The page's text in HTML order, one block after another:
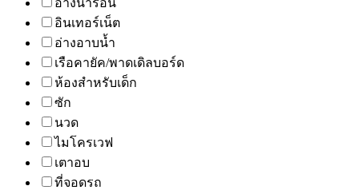
อ่างน้ำร้อน
อินเทอร์เน็ต
อ่างอาบน้ำ
เรือคายัค/พาดเดิลบอร์ด
ห้องสำหรับเด็ก
ซัก
นวด
ไมโครเวฟ
เตาอบ
ที่จอดรถ